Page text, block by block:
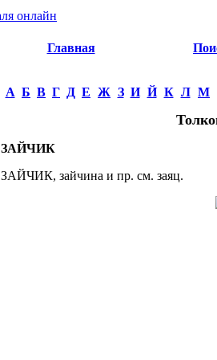
Главная
А Б В Г Д Е Ж З И Й К Л М
ЗАЙЧИК
ЗАЙЧИК, зайчина и пр. см. заяц.